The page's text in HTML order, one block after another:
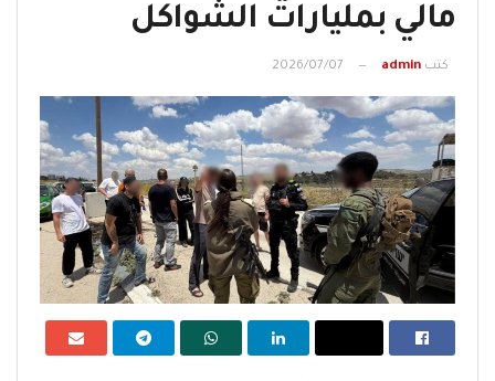
مالي بمليارات الشواكل
كتب admin
2026/07/07